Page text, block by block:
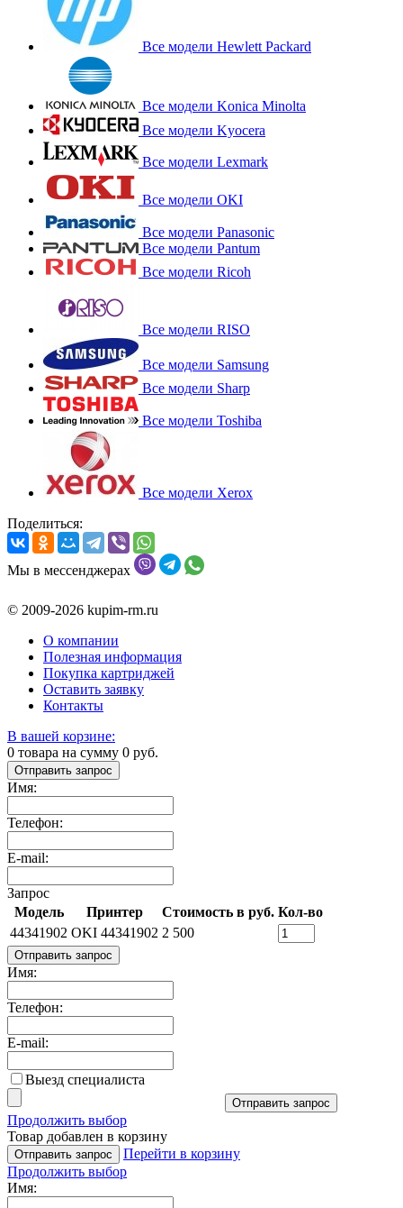
Все модели Hewlett Packard
Все модели Konica Minolta
Все модели Kyocera
Все модели Lexmark
Все модели OKI
Все модели Panasonic
Все модели Pantum
Все модели Ricoh
Все модели RISO
Все модели Samsung
Все модели Sharp
Все модели Toshiba
Все модели Xerox
Поделиться:
Мы в мессенджерах
© 2009-2026 kupim-rm.ru
О компании
Полезная информация
Покупка картриджей
Оставить заявку
Контакты
В вашей корзине:
0 товара на сумму 0 руб.
Отправить запрос
Имя:
Телефон:
E-mail:
Запрос
Модель
Принтер Стоимость в руб. Кол-во
44341902 OKI 44341902 2 500
Отправить запрос
Имя:
Телефон:
E-mail:
Выезд специалиста
Отправить запрос
Продолжить выбор
Товар добавлен в корзину
Отправить запрос
Перейти в корзину
Продолжить выбор
Имя: